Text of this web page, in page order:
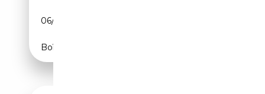
06/2026
Boîte automatique